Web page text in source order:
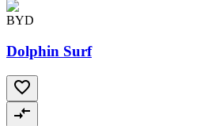
BYD
Dolphin Surf